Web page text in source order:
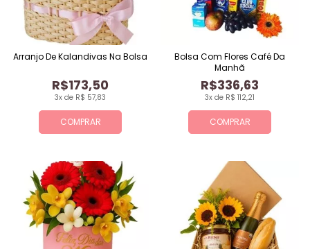
COMPRAR
3x de R$ 57,83
R$173,50
Arranjo De Kalandivas Na Bolsa
COMPRAR
3x de R$ 112,21
R$336,63
Bolsa Com Flores Café Da
Manhã